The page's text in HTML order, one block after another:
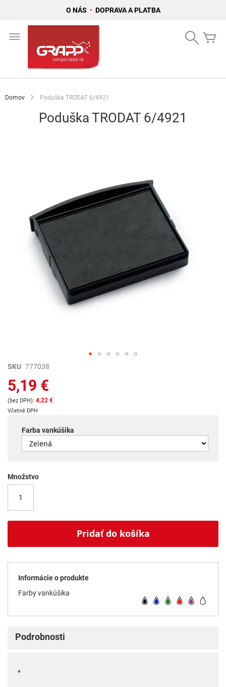
O NÁS • DOPRAVA A PLATBA
Search
Domov Poduška TRODAT 6/4921
Poduška TRODAT 6/4921
Preskočiť
začiatok
galérie
obrázkov
SKU 777038
5,19 €
4,22 €
Včetně DPH
Farba vankúšika
Množstvo
Pridať do košíka
Informácie o produkte
Farby vankúšika
Podrobnosti
*